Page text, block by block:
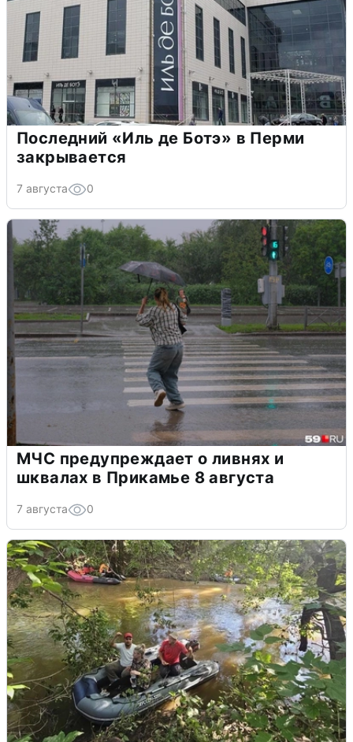
Последний «Иль де Ботэ» в Перми
закрывается
7 августа 0
МЧС предупреждает о ливнях и
шквалах в Прикамье 8 августа
7 августа 0